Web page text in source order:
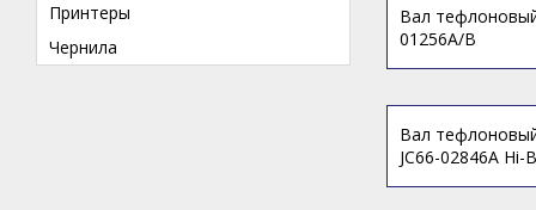
Принтеры
Чернила
Вал
01256A/B
Вал
JC66-02846A Hi-